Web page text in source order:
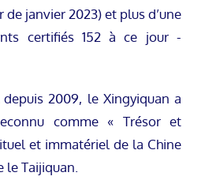
de janvier 2023) et plus d’une
certifiés 152 à ce jour -
2009, le Xingyiquan a
comme « Trésor et
et immatériel de la Chine
le Taijiquan.